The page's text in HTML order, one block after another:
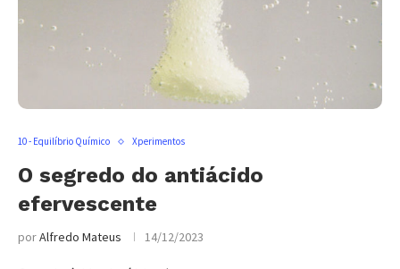
10 - Equilíbrio Químico Xperimentos
O segredo do antiácido
efervescente
porAlfredo Mateus 14/12/2023